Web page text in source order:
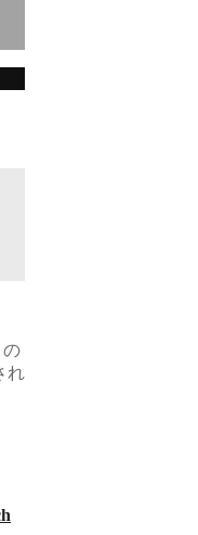
―「珊瑚」「円山町」―
YOH UENO
の
れ